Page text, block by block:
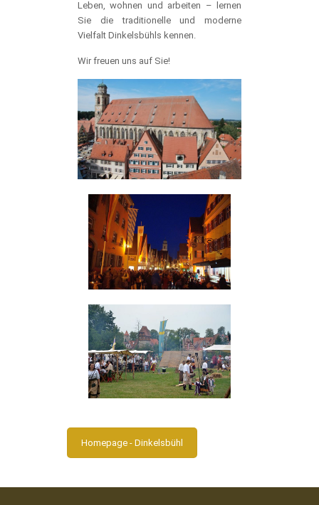
Leben, wohnen und arbeiten – lernen
Sie die traditionelle und moderne
Vielfalt Dinkelsbühls kennen.
Wir freuen uns auf Sie!
Homepage - Dinkelsbühl